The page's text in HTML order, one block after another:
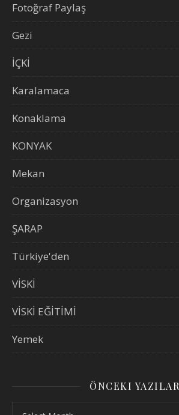
Fotoğraf Paylaş
Gezi
İÇKİ
Karalamaca
Konaklama
KONYAK
Mekan
Organizasyon
ŞARAP
Türkiye'den
VİSKİ
VİSKİ EĞİTİMİ
Yemek
ÖNCEKI YAZILAR